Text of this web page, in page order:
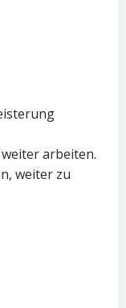
arbeiten.
weiter zu